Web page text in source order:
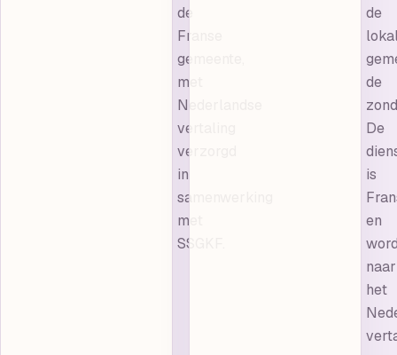
de
Franse
gemeente,
met
Nederlandse
vertaling
verzorgd
in
samenwerking
met
SSGKF.
de
de
De
is
en
naar
het